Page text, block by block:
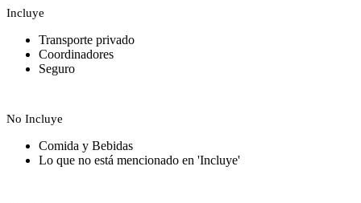
Incluye
Transporte privado
Coordinadores
Seguro
No Incluye
Comida y Bebidas
Lo que no está mencionado en 'Incluye'